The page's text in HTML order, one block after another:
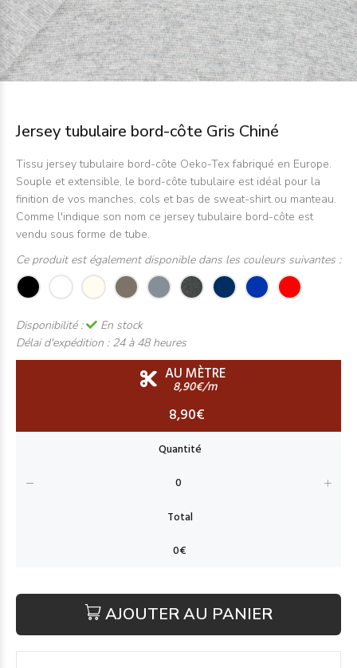
Jersey tubulaire bord-côte Gris Chiné
Tissu jersey tubulaire bord-côte Oeko-Tex fabriqué en Europe.
Souple et extensible, le bord-côte tubulaire est idéal pour la
finition de vos manches, cols et bas de sweat-shirt ou manteau.
Comme l'indique son nom ce jersey tubulaire bord-côte est
vendu sous forme de tube.
Ce produit est également disponible dans les couleurs suivantes :
Disponibilité :
En stock
Délai d'expédition : 24 à 48 heures
AU MÈTRE
8,90€/m
8,90€
AJOUTER AU PANIER